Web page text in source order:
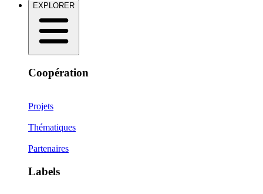
EXPLORER
Coopération
Projets
Thématiques
Partenaires
Labels